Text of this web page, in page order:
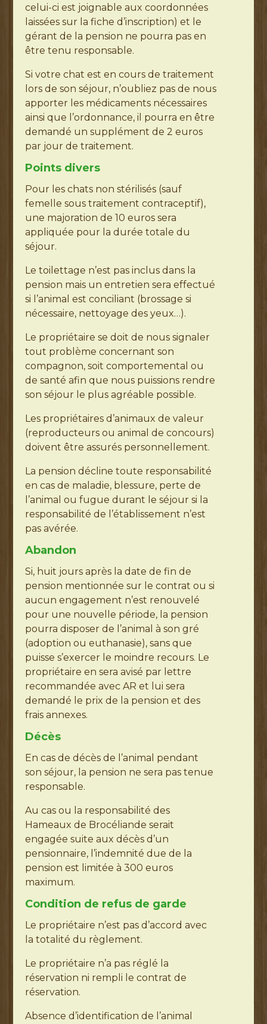
celui-ci est joignable aux coordonnées
laissées sur la fiche d’inscription) et le
gérant de la pension ne pourra pas en
être tenu responsable.
Si votre chat est en cours de traitement
lors de son séjour, n’oubliez pas de nous
apporter les médicaments nécessaires
ainsi que l’ordonnance, il pourra en être
demandé un supplément de 2 euros
par jour de traitement.
Points divers
Pour les chats non stérilisés (sauf
femelle sous traitement contraceptif),
une majoration de 10 euros sera
appliquée pour la durée totale du
séjour.
Le toilettage n’est pas inclus dans la
pension mais un entretien sera effectué
si l’animal est conciliant (brossage si
nécessaire, nettoyage des yeux…).
Le propriétaire se doit de nous signaler
tout problème concernant son
compagnon, soit comportemental ou
de santé afin que nous puissions rendre
son séjour le plus agréable possible.
Les propriétaires d’animaux de valeur
(reproducteurs ou animal de concours)
doivent être assurés personnellement.
La pension décline toute responsabilité
en cas de maladie, blessure, perte de
l’animal ou fugue durant le séjour si la
responsabilité de l’établissement n’est
pas avérée.
Abandon
Si, huit jours après la date de fin de
pension mentionnée sur le contrat ou si
aucun engagement n’est renouvelé
pour une nouvelle période, la pension
pourra disposer de l’animal à son gré
(adoption ou euthanasie), sans que
puisse s’exercer le moindre recours. Le
propriétaire en sera avisé par lettre
recommandée avec AR et lui sera
demandé le prix de la pension et des
frais annexes.
Décès
En cas de décès de l’animal pendant
son séjour, la pension ne sera pas tenue
responsable.
Au cas ou la responsabilité des
Hameaux de Brocéliande serait
engagée suite aux décès d’un
pensionnaire, l’indemnité due de la
pension est limitée à 300 euros
maximum.
Condition de refus de garde
Le propriétaire n’est pas d’accord avec
la totalité du règlement.
Le propriétaire n’a pas réglé la
réservation ni rempli le contrat de
réservation.
Absence d’identification de l’animal